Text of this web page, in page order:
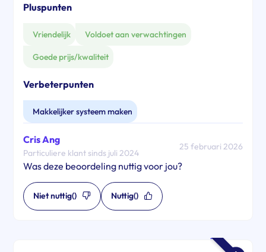
Pluspunten
Vriendelijk Voldoet aan verwachtingen
Goede prijs/kwaliteit
Verbeterpunten
Makkelijker systeem maken
Cris Ang
Particuliere klant sinds juli 2024
25 februari 2026
Was deze beoordeling nuttig voor jou?
Niet nuttig() Nuttig()